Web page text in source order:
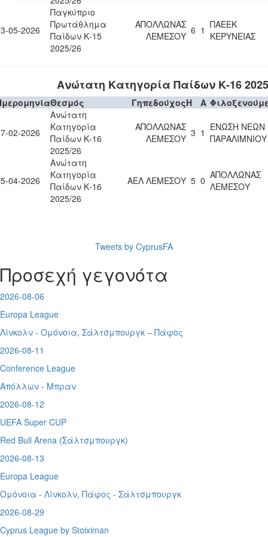
05-2026
Παγκύπριο
Πρωτάθλημα
Παίδων Κ-15
2025/26
ΑΠΟΛΛΩΝΑΣ
ΛΕΜΕΣΟΥ 6 1 ΠΑΕΕΚ
ΚΕΡΥΝΕΙΑΣ
Ανώτατη Κατηγορία Παίδων Κ-16
Θεσμός ΓηπεδούχοςH A
02-2026
Ανώτατη
Κατηγορία
Παίδων Κ-16
2025/26
ΑΠΟΛΛΩΝΑΣ
ΛΕΜΕΣΟΥ 3 1 ΕΝΩΣΗ ΝΕΩΝ
ΠΑΡΑΛΙΜΝΙΟΥ
04-2026
Ανώτατη
Κατηγορία
Παίδων Κ-16
2025/26
ΑΕΛ ΛΕΜΕΣΟΥ 5 0 ΑΠΟΛΛΩΝΑΣ
ΛΕΜΕΣΟΥ
Tweets by CyprusFA
Προσεχή γεγονότα
2026-08-06
Europa League
Λίνκολν - Ομόνοια, Σάλτσμπουργκ – Πάφος
2026-08-11
Conference League
Απόλλων - Μπραν
2026-08-12
UEFA Super CUP
Red Bull Arena (Σάλτσμπουργκ)
2026-08-13
Europa League
Ομόνοια - Λίνκολν, Πάφος - Σάλτσμπουργκ
2026-08-29
Cyprus League by Stoiximan